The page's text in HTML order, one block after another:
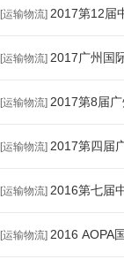
[运输物流] 2017第12届
[运输物流] 2017广州国
[运输物流] 2017第8届
[运输物流] 2017第四届
[运输物流] 2016第七届
[运输物流] 2016 AOPA